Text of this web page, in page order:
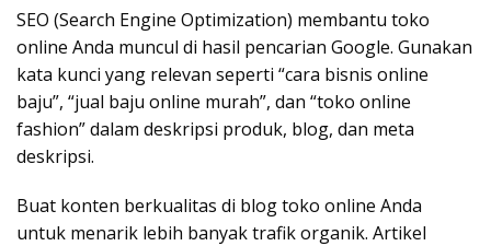
SEO (Search Engine Optimization) membantu toko
online Anda muncul di hasil pencarian Google. Gunakan
kata kunci yang relevan seperti “cara bisnis online
baju”, “jual baju online murah”, dan “toko online
fashion” dalam deskripsi produk, blog, dan meta
deskripsi.
Buat konten berkualitas di blog toko online Anda
untuk menarik lebih banyak trafik organik. Artikel